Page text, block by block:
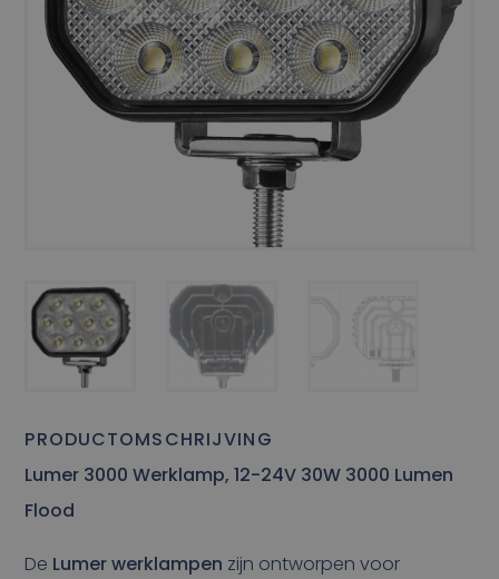
PRODUCTOMSCHRIJVING
Lumer 3000 Werklamp, 12-24V 30W 3000 Lumen
Flood
De Lumer werklampen zijn ontworpen voor